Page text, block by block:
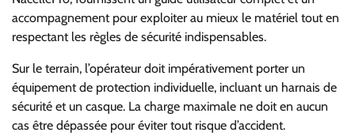
accompagnement pour exploiter au mieux le matériel tout en
respectant les règles de sécurité indispensables.
Sur le terrain, l’opérateur doit impérativement porter un
équipement de protection individuelle, incluant un harnais de
sécurité et un casque. La charge maximale ne doit en aucun
cas être dépassée pour éviter tout risque d’accident.